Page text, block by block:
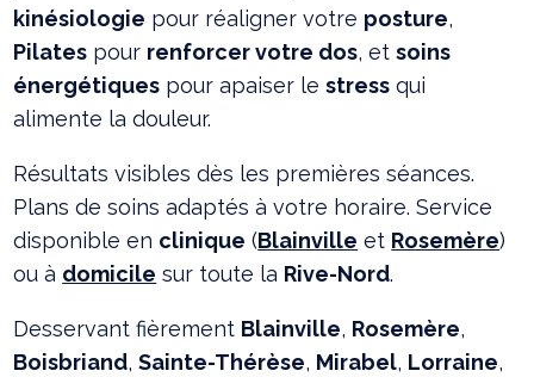
kinésiologie pour réaligner votre posture,
Pilates pour renforcer votre dos, etsoins
énergétiques pour apaiser lestress qui
alimente la douleur.
Résultats visibles dès les premières séances.
Plans de soins adaptés à votre horaire. Service
disponible en clinique (Blainville et Rosemère)
ou à domicile sur toute la Rive-Nord.
Desservant fièrement Blainville, Rosemère,
Boisbriand,Sainte-Thérèse, Mirabel, Lorraine,